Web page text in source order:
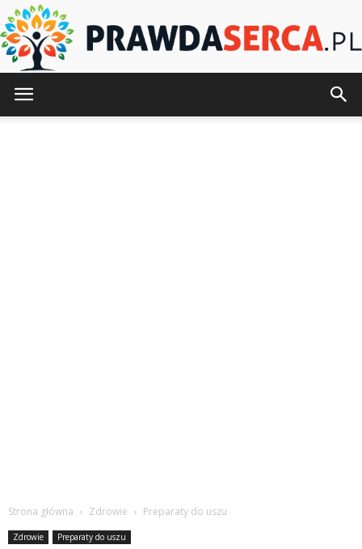
Strona główna Zdrowie Preparaty do uszu
Zdrowie Preparaty do uszu